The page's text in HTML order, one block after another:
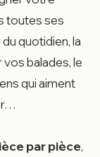
toutes ses
quotidien, la
vos balades, le
qui aiment
par pièce,